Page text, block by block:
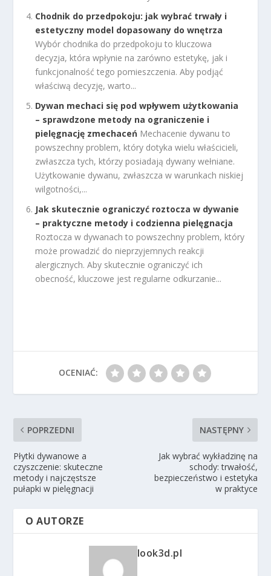
Chodnik do przedpokoju: jak wybrać trwały i
estetyczny model dopasowany do wnętrza
Wybór chodnika do przedpokoju to kluczowa
decyzja, która wpłynie na zarówno estetykę, jak i
funkcjonalność tego pomieszczenia. Aby podjąć
właściwą decyzję, warto...
Dywan mechaci się pod wpływem użytkowania
– sprawdzone metody na ograniczenie i
pielęgnację zmechaceń Mechacenie dywanu to
powszechny problem, który dotyka wielu właścicieli,
zwłaszcza tych, którzy posiadają dywany wełniane.
Użytkowanie dywanu, zwłaszcza w warunkach niskiej
wilgotności,...
Jak skutecznie ograniczyć roztocza w dywanie
– praktyczne metody i codzienna pielęgnacja
Roztocza w dywanach to powszechny problem, który
może prowadzić do nieprzyjemnych reakcji
alergicznych. Aby skutecznie ograniczyć ich
obecność, kluczowe jest regularne odkurzanie...
OCENIAĆ:
POPRZEDNI
Płytki dywanowe a
czyszczenie: skuteczne
metody i najczęstsze
pułapki w pielęgnacji
NASTĘPNY
Jak wybrać wykładzinę na
schody: trwałość,
bezpieczeństwo i estetyka
w praktyce
O AUTORZE
look3d.pl